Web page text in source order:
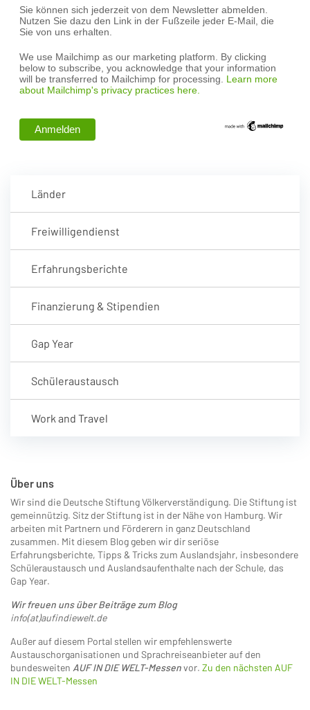
Sie können sich jederzeit von dem Newsletter abmelden.
Nutzen Sie dazu den Link in der Fußzeile jeder E-Mail, die
Sie von uns erhalten.
We use Mailchimp as our marketing platform. By clicking
below to subscribe, you acknowledge that your information
will be transferred to Mailchimp for processing. Learn more
about Mailchimp's privacy practices here.
Länder
Freiwilligendienst
Erfahrungsberichte
Finanzierung & Stipendien
Gap Year
Schüleraustausch
Work and Travel
Über uns
Wir sind die Deutsche Stiftung Völkerverständigung. Die Stiftung ist
gemeinnützig. Sitz der Stiftung ist in der Nähe von Hamburg. Wir
arbeiten mit Partnern und Förderern in ganz Deutschland
zusammen. Mit diesem Blog geben wir dir seriöse
Erfahrungsberichte, Tipps & Tricks zum Auslandsjahr, insbesondere
Schüleraustausch und Auslandsaufenthalte nach der Schule, das
Gap Year.
Wir freuen uns über Beiträge zum Blog
info(at)aufindiewelt.de
Außer auf diesem Portal stellen wir empfehlenswerte
Austauschorganisationen und Sprachreiseanbieter auf den
bundesweiten AUF IN DIE WELT-Messenvor. Zu den nächsten AUF
IN DIE WELT-Messen